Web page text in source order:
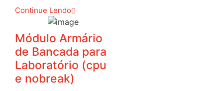
Continue Lendo
Módulo Armário
de Bancada para
Laboratório (cpu
e nobreak)